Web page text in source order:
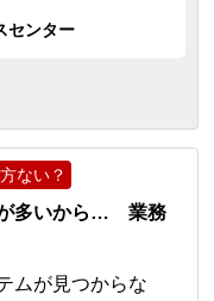
センター
ない？
が多いから… 業務
ムが見つからな